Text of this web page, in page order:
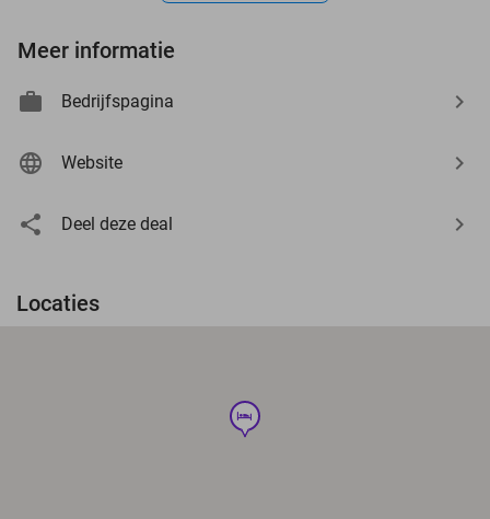
Meer informatie
Bedrijfspagina
Website
Deel deze deal
Locaties
hotel